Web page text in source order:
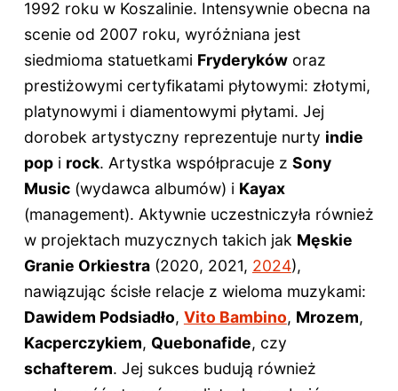
1992 roku w Koszalinie. Intensywnie obecna na
scenie od 2007 roku, wyróżniana jest
siedmioma statuetkami Fryderykóworaz
prestiżowymi certyfikatami płytowymi: złotymi,
platynowymi i diamentowymi płytami. Jej
dorobek artystyczny reprezentuje nurty indie
popi rock. Artystka współpracuje z Sony
Music(wydawca albumów) i Kayax
(management). Aktywnie uczestniczyła również
w projektach muzycznych takich jak Męskie
Granie Orkiestra(2020, 2021, 2024),
nawiązując ścisłe relacje z wieloma muzykami:
Dawidem Podsiadło, Vito Bambino, Mrozem,
Kacperczykiem, Quebonafide, czy
schafterem. Jej sukces budują również